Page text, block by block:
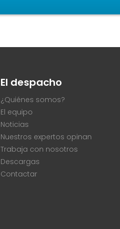
El despacho
¿Quiénes somos?
El equipo
Noticias
Nuestros expertos opinan
Trabaja con nosotros
Descargas
Contactar